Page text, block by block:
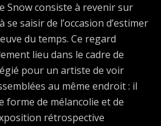
Snow consiste à revenir sur
saisir de l’occasion d’estimer
du temps. Ce regard
lieu dans le cadre de
pour un artiste de voir
au même endroit : il
forme de mélancolie et de
rétrospective